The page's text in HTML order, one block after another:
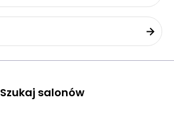
Szukaj salonów